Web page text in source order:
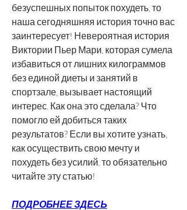
безуспешных попыток похудеть, то
наша сегодняшняя история точно вас
заинтересует! Невероятная история
Виктории Пьер Мари, которая сумела
избавиться от лишних килограммов
без единой диеты и занятий в
спортзале, вызывает настоящий
интерес. Как она это сделала? Что
помогло ей добиться таких
результатов? Если вы хотите узнать,
как осуществить свою мечту и
похудеть без усилий, то обязательно
читайте эту статью!
ПОДРОБНЕЕ ЗДЕСЬ